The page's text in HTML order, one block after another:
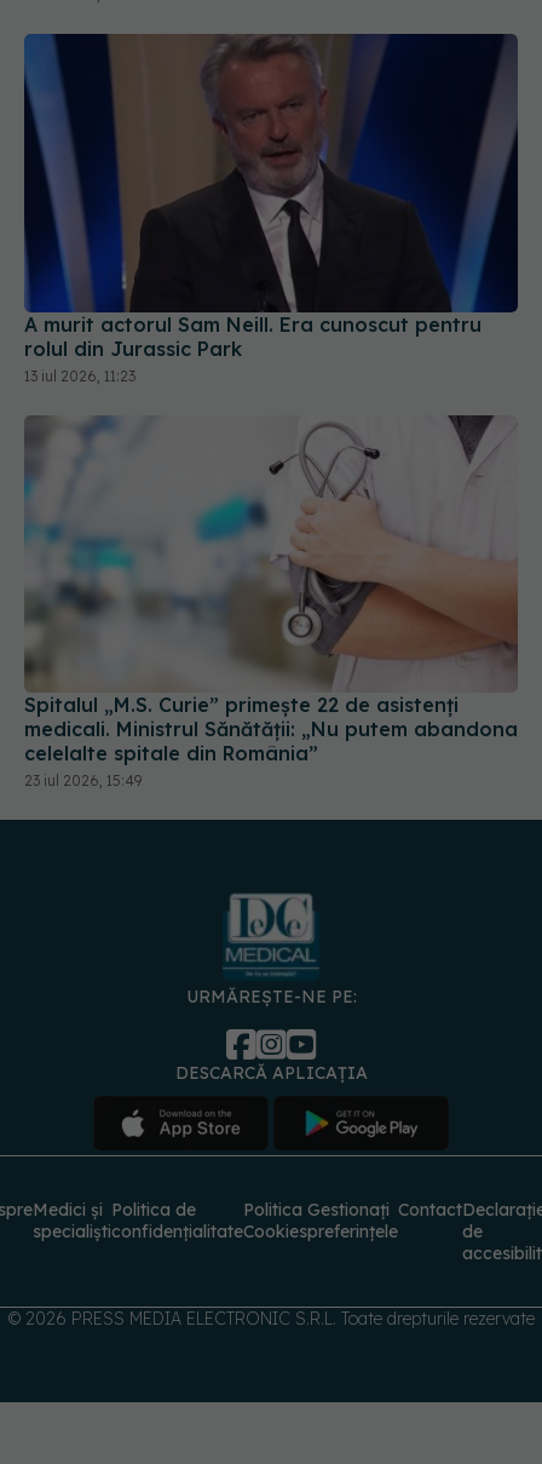
A murit actorul Sam Neill. Era cunoscut pentru
rolul din Jurassic Park
13 iul 2026, 11:23
Spitalul „M.S. Curie” primește 22 de asistenți
medicali. Ministrul Sănătății: „Nu putem abandona
celelalte spitale din România”
23 iul 2026, 15:49
URMĂREȘTE-NE PE:
DESCARCĂ APLICAȚIA
Medici și
specialiști
Politica de
confidențialitate
Politica
Cookies
Gestionați
preferințele
Contact
de
© 2026 PRESS MEDIA ELECTRONIC S.R.L. Toate drepturile rezervate